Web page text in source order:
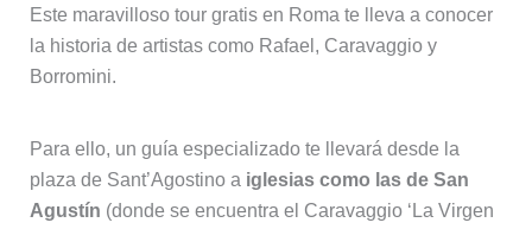
Este maravilloso tour gratis en Roma te lleva a conocer
la historia de artistas como Rafael, Caravaggio y
Borromini.
Para ello, un guía especializado te llevará desde la
plaza de Sant’Agostino a iglesias como las de San
Agustín (donde se encuentra el Caravaggio ‘La Virgen